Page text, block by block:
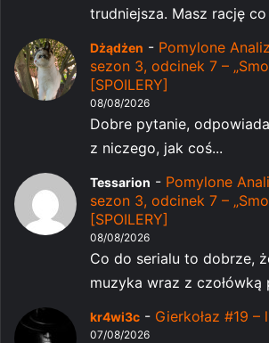
trudniejsza. Masz rację co
Dżądżen - Pomylone
sezon 3, odcinek 7 –
[SPOILERY]
08/08/2026
Dobre pytanie,
z niczego, jak coś...
Tessarion - Pomylone
sezon 3, odcinek 7 –
[SPOILERY]
08/08/2026
Co do serialu to dobrze,
muzyka wraz z czołówką
kr4wi3c - Gierkołaz #19
07/08/2026